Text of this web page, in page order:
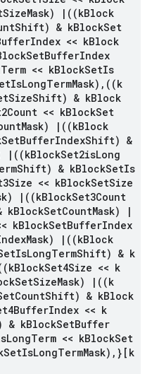
SizeMask) | ((kBlock
Shift) & kBlockSet
Index << kBlock
SetBufferIndex
Term << kBlockSetIs
IsLongTermMask) , ((k
SizeShift) & kBlock
<< kBlockSet
Mask) | ((kBlock
SetBufferIndexShift) &
| ((kBlockSet2isLong
Shift) & kBlockSetIs
<< kBlockSetSize
| ((kBlockSet3Count
kBlockSetCountMask)
|
kBlockSetBufferIndex
Mask) | ((kBlock
IsLongTermShift) & k
BlockSet4Size << k
SetSizeMask) | ((k
CountShift) & kBlock
Index << k
& kBlockSetBuffer
LongTerm << kBlockSet
SetIsLongTermMask) , }[k